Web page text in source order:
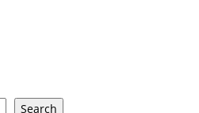
Search